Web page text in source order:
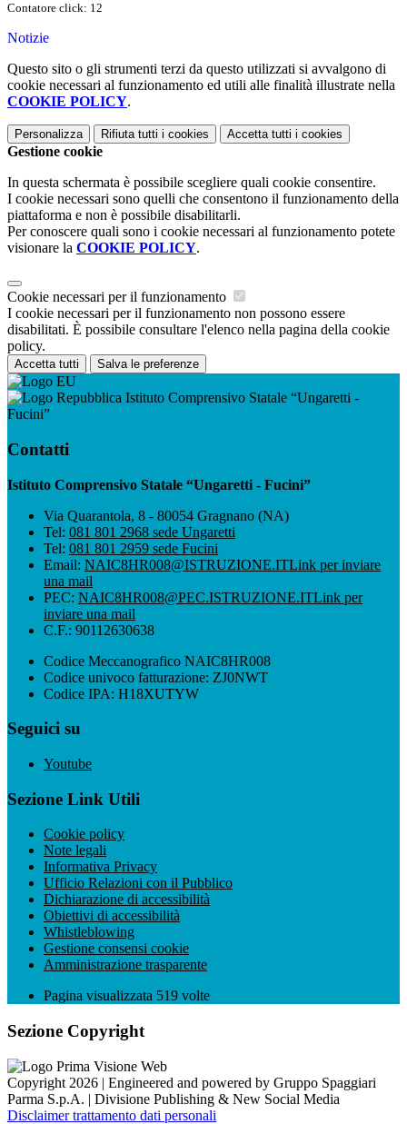
Contatore click: 12
Notizie
Questo sito o gli strumenti terzi da questo utilizzati si avvalgono di
cookie necessari al funzionamento ed utili alle finalità illustrate nella
COOKIE POLICY.
Personalizza Rifiuta tutti i cookies Accetta tutti i cookies
Gestione cookie
In questa schermata è possibile scegliere quali cookie consentire.
I cookie necessari sono quelli che consentono il funzionamento della
piattaforma e non è possibile disabilitarli.
Per conoscere quali sono i cookie necessari al funzionamento potete
visionare la COOKIE POLICY.
Cookie necessari per il funzionamento
I cookie necessari per il funzionamento non possono essere
disabilitati. È possibile consultare l'elenco nella pagina della cookie
policy.
Accetta tutti Salva le preferenze
Istituto Comprensivo Statale “Ungaretti -
Fucini”
Contatti
Istituto Comprensivo Statale “Ungaretti - Fucini”
Via Quarantola, 8 - 80054 Gragnano (NA)
Tel: 081 801 2968 sede Ungaretti
Tel: 081 801 2959 sede Fucini
Email: NAIC8HR008@ISTRUZIONE.ITLink per inviare
una mail
PEC: NAIC8HR008@PEC.ISTRUZIONE.ITLink per
inviare una mail
C.F.: 90112630638
Codice Meccanografico NAIC8HR008
Codice univoco fatturazione: ZJ0NWT
Codice IPA: H18XUTYW
Seguici su
Youtube
Sezione Link Utili
Cookie policy
Note legali
Informativa Privacy
Ufficio Relazioni con il Pubblico
Dichiarazione di accessibilità
Obiettivi di accessibilità
Whistleblowing
Gestione consensi cookie
Amministrazione trasparente
Pagina visualizzata 519 volte
Sezione Copyright
Copyright 2026 | Engineered and powered by Gruppo Spaggiari
Parma S.p.A. | Divisione Publishing & New Social Media
Disclaimer trattamento dati personali